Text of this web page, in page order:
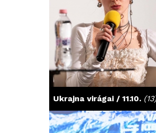
Ukrajna virágai / 11.10.